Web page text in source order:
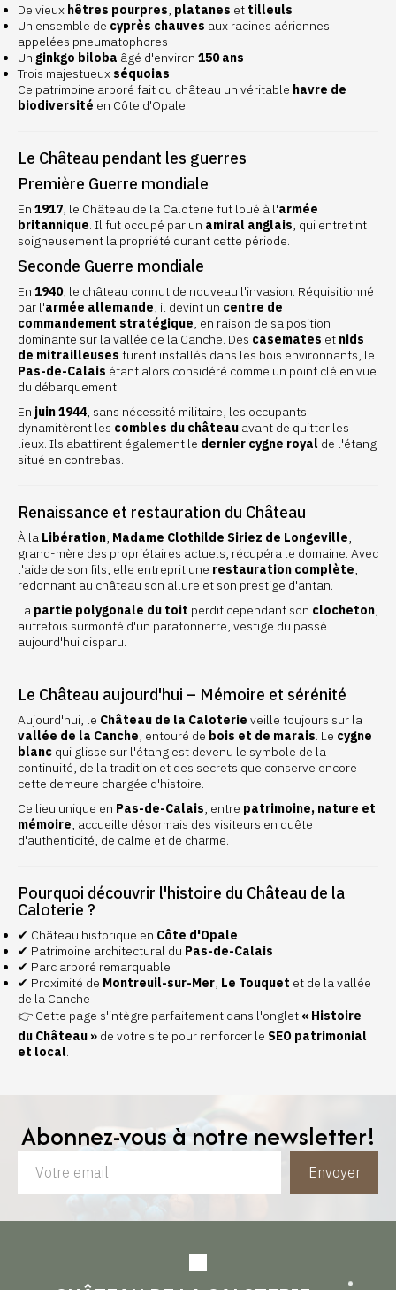
De vieux hêtres pourpres platanes et tilleuls
Un ensemble de cyprès chauves aux racines aériennes
appelées pneumatophores
Un ginkgo biloba âgé d'environ 150 ans
Trois majestueux séquoias
Ce patrimoine arboré fait du château un véritable havre de
biodiversité en Côte d'Opale.
Le Château pendant les guerres
Première Guerre mondiale
En 1917 , le Château de la Caloterie fut loué à l'armée
britannique . Il fut occupé par un amiral anglais , qui entretint
soigneusement la propriété durant cette période.
Seconde Guerre mondiale
En 1940, le château connut de nouveau l'invasion. Réquisitionné
par l'armée allemande , il devint un centre de
commandement stratégique , en raison de sa position
dominante sur la vallée de la Canche. Des casemates et nids
de mitrailleuses furent installés dans les bois environnants, le
Pas-de-Calais étant alors considéré comme un point clé en vue
du débarquement.
En juin 1944 , sans nécessité militaire, les occupants
dynamitèrent les combles du château avant de quitter les
lieux. Ils abattirent également le dernier cygne royal de l'étang
situé en contrebas.
Renaissance et restauration du Château
À la Libération Madame Clothilde Siriez de Longeville
grand-mère des propriétaires actuels, récupéra le domaine. Avec
l'aide de son fils, elle entreprit une restauration complète
redonnant au château son allure et son prestige d'antan.
La partie polygonale du toit perdit cependant son clocheton
autrefois surmonté d'un paratonnerre, vestige du passé
aujourd'hui disparu.
Le Château aujourd'hui – Mémoire et sérénité
Aujourd'hui, le Château de la Caloterie veille toujours sur la
vallée de la Canche , entouré de bois et de marais . Le cygne
blanc qui glisse sur l'étang est devenu le symbole de la
continuité, de la tradition et des secrets que conserve encore
cette demeure chargée d'histoire.
Ce lieu unique en Pas-de-Calais , entre patrimoine, nature et
mémoire , accueille désormais des visiteurs en quête
d'authenticité, de calme et de charme.
Pourquoi découvrir l'histoire du Château de la
Caloterie ?
✔ Château historique en Côte d'Opale
✔ Patrimoine architectural du Pas-de-Calais
✔ Parc arboré remarquable
✔ Proximité de Montreuil-sur-Mer Le Touquet et de la vallée
de la Canche
👉 Cette page s'intègre parfaitement dans l'onglet « Histoire
du Château » de votre site pour renforcer le SEO patrimonial
et local
Abonnez-vous à notre newsletter!
Envoyer